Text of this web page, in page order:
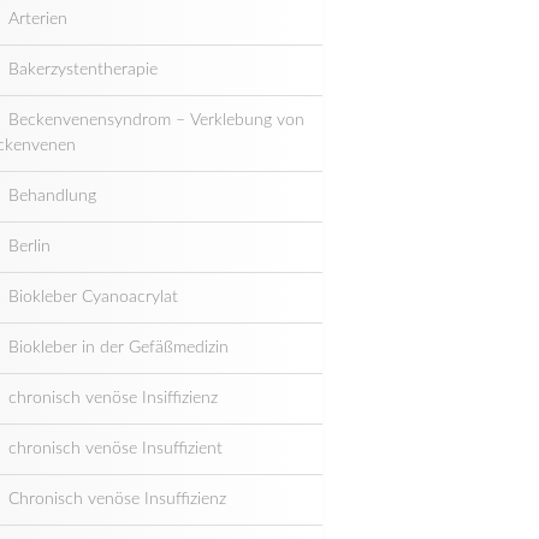
Arterien
Bakerzystentherapie
Beckenvenensyndrom – Verklebung von
Behandlung
Berlin
Biokleber Cyanoacrylat
Biokleber in der Gefäßmedizin
chronisch venöse Insiffizienz
chronisch venöse Insuffizient
Chronisch venöse Insuffizienz